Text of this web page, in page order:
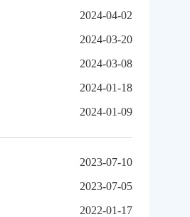
2024-04-02
2024-03-20
2024-03-08
2024-01-18
2024-01-09
2023-07-10
2023-07-05
2022-01-17